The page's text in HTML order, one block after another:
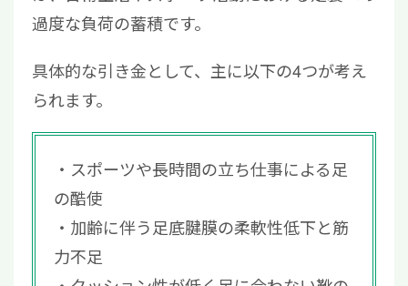
過度な負荷の蓄積です。
具体的な引き金として、主に以下の4つが考え
られます。
スポーツや長時間の立ち仕事による足
の酷使
加齢に伴う足底腱膜の柔軟性低下と筋
力不足